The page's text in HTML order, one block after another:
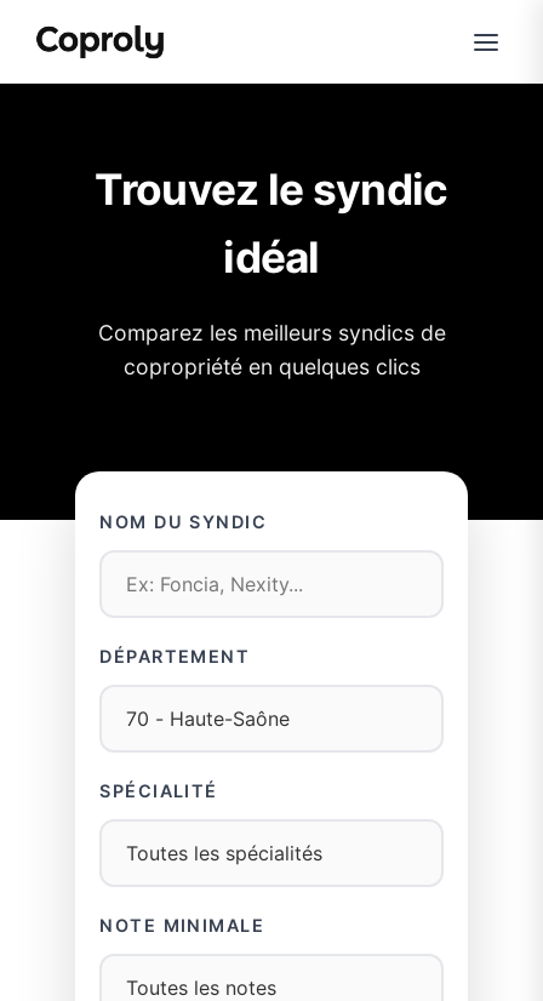
Trouvez le syndic
idéal
Comparez les meilleurs syndics de
copropriété en quelques clics
NOM DU SYNDIC
DÉPARTEMENT
SPÉCIALITÉ
NOTE MINIMALE